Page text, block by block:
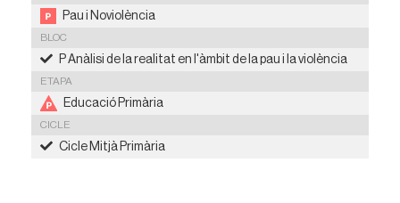
Pau i Noviolència
BLOC
P Anàlisi de la realitat en l'àmbit de la pau i la violència
ETAPA
Educació Primària
CICLE
Cicle Mitjà Primària